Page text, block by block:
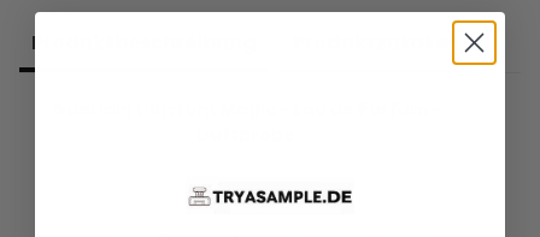
Produkt­beschreibung